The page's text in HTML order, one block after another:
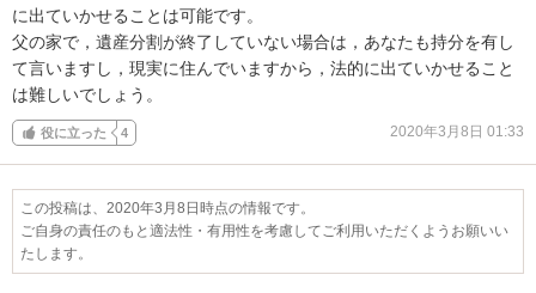
に出ていかせることは可能です。
父の家で，遺産分割が終了していない場合は，あなたも持分を有し
て言いますし，現実に住んでいますから，法的に出ていかせること
は難しいでしょう。
役に立った 4 2020年3月8日 01:33
この投稿は、2020年3月8日時点の情報です。
ご自身の責任のもと適法性・有用性を考慮してご利用いただくようお願いい
たします。